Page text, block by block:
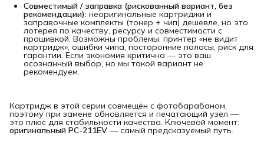
Совместимый / заправка (рискованный вариант, без
рекомендации): неоригинальные картриджи и
заправочные комплекты (тонер + чип) дешевле, но это
лотерея по качеству, ресурсу и совместимости с
прошивкой. Возможны проблемы: принтер «не видит
картридж», ошибки чипа, посторонние полосы, риск для
гарантии. Если экономия критична — это ваш
осознанный выбор, но мы такой вариант не
рекомендуем.
Картридж в этой серии совмещён с фотобарабаном,
поэтому при замене обновляется и печатающий узел —
это плюс для стабильности качества. Ключевой момент:
оригинальный PC-211EV — самый предсказуемый путь.